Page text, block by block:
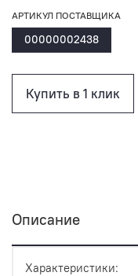
Купить в 1 клик
АРТИКУЛ ПОСТАВЩИКА
00000002438
Описание
Характеристики: